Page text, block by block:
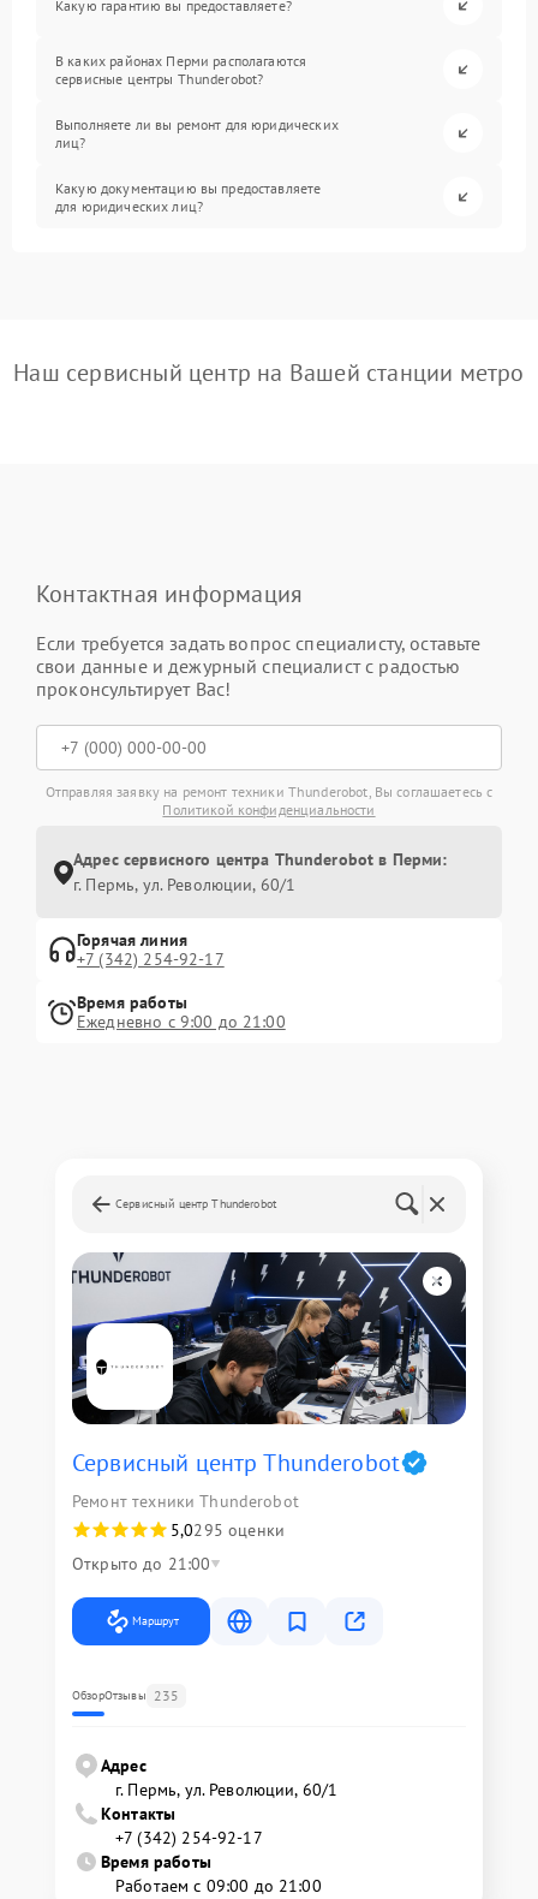
Какую гарантию вы предоставляете?
В каких районах Перми располагаются
сервисные центры Thunderobot?
Выполняете ли вы ремонт для юридических
лиц?
Какую документацию вы предоставляете
для юридических лиц?
Наш сервисный центр на Вашей станции метро
Контактная информация
Если требуется задать вопрос специалисту, оставьте
свои данные и дежурный специалист с радостью
проконсультирует Вас!
Отправляя заявку на ремонт техники Thunderobot, Вы соглашаетесь с
Политикой конфиденциальности
Адрес сервисного центра Thunderobot в Перми:
г. Пермь, ул. ​Революции, 60/1
Горячая линия
+7 (342) 254-92-17
Время работы
Ежедневно с 9:00 до 21:00
Сервисный центр Thunderobot
Сервисный центр Thunderobot
Ремонт техники Thunderobot
5,0295 оценки
Открыто до 21:00
Маршрут
ОбзорОтзывы 235
Адрес
г. Пермь, ул. ​Революции, 60/1
Контакты
+7 (342) 254-92-17
Время работы
Работаем с 09:00 до 21:00